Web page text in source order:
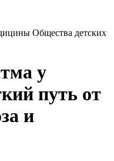
Общества детских
у
путь от
и